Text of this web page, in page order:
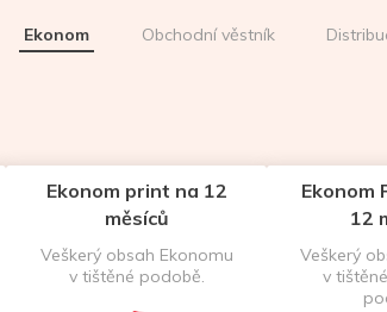
Ekonom Obchodní věstník
Ekonom print na 12
měsíců
Veškerý obsah Ekonomu
v tištěné podobě.
Ekonom
12
Veškerý
v